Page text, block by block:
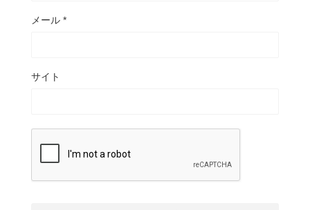
メール *
サイト